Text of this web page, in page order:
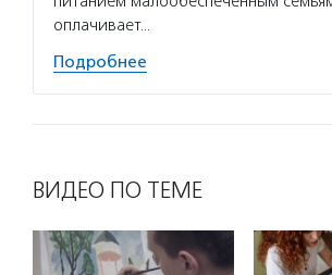
оплачивает…
Подробнее
ВИДЕО ПО ТЕМЕ